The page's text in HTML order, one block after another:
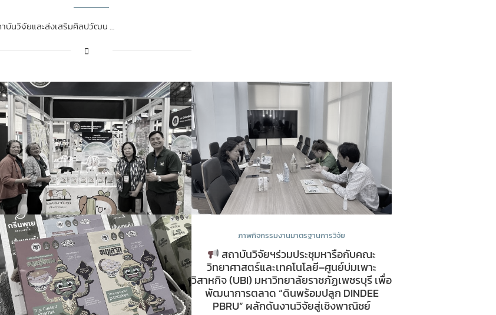
บันวิจัยและส่งเสริมศิลปวัฒน …
ภาพกิจกรรมงานมาตรฐานการวิจัย
สถาบันวิจัยฯร่วมประชุมหารือกับคณะ
วิทยาศาสตร์และเทคโนโลยี–ศูนย์บ่มเพาะ
วิสาหกิจ (UBI) มหาวิทยาลัยราชภัฏเพชรบุรี เพื่อ
พัฒนาการตลาด “ดินพร้อมปลูก DINDEE
PBRU” ผลักดันงานวิจัยสู่เชิงพาณิชย์